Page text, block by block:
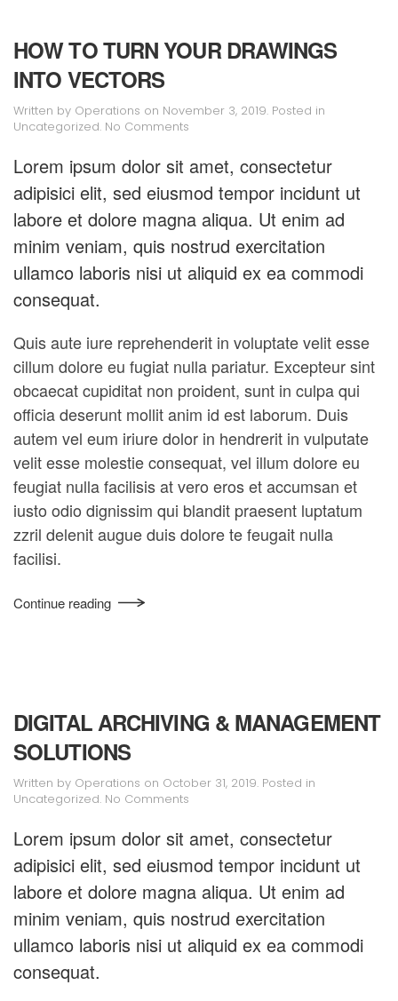
HOW TO TURN YOUR DRAWINGS
INTO VECTORS
Written by Operations on November 3, 2019. Posted in
Uncategorized. No Comments
Turn
Your
Drawings
into
Vectors
Lorem ipsum dolor sit amet, consectetur
adipisici elit, sed eiusmod tempor incidunt ut
labore et dolore magna aliqua. Ut enim ad
minim veniam, quis nostrud exercitation
ullamco laboris nisi ut aliquid ex ea commodi
consequat.
Quis aute iure reprehenderit in voluptate velit esse
cillum dolore eu fugiat nulla pariatur. Excepteur sint
obcaecat cupiditat non proident, sunt in culpa qui
officia deserunt mollit anim id est laborum. Duis
autem vel eum iriure dolor in hendrerit in vulputate
velit esse molestie consequat, vel illum dolore eu
feugiat nulla facilisis at vero eros et accumsan et
iusto odio dignissim qui blandit praesent luptatum
zzril delenit augue duis dolore te feugait nulla
facilisi.
Continue reading
DIGITAL ARCHIVING & MANAGEMENT
SOLUTIONS
Written by Operations on October 31, 2019. Posted in
Uncategorized. No Comments
Archiving
&
Management
Solutions
Lorem ipsum dolor sit amet, consectetur
adipisici elit, sed eiusmod tempor incidunt ut
labore et dolore magna aliqua. Ut enim ad
minim veniam, quis nostrud exercitation
ullamco laboris nisi ut aliquid ex ea commodi
consequat.